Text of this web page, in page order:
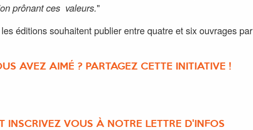
prônant ces valeurs."
éditions souhaitent publier entre quatre et six ouvrages par
AVEZ AIMÉ ? PARTAGEZ CETTE INITIATIVE !
INSCRIVEZ VOUS À NOTRE LETTRE D'INFOS